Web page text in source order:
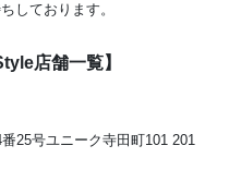
しております。
店舗一覧】
25号ユニーク寺田町101 201